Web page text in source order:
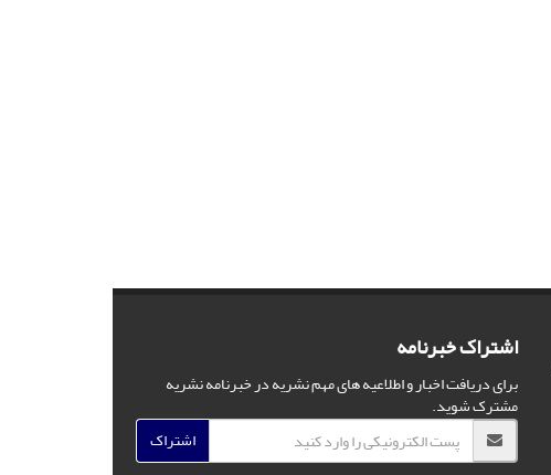
اشتراک خبرنامه
برای دریافت اخبار و اطلاعیه های مهم نشریه در خبرنامه نشریه
مشترک شوید.
اشتراک